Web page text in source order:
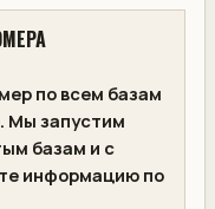
по всем базам
Мы запустим
базам и с
информацию по